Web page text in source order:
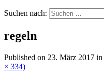
Suchen nach:
regeln
Published on 23. März 2017 in
× 334)